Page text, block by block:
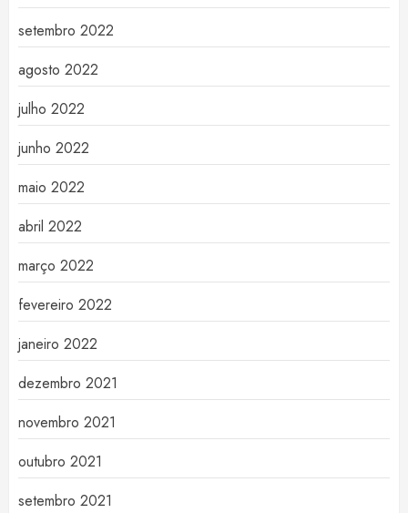
setembro 2022
agosto 2022
julho 2022
junho 2022
maio 2022
abril 2022
março 2022
fevereiro 2022
janeiro 2022
dezembro 2021
novembro 2021
outubro 2021
setembro 2021